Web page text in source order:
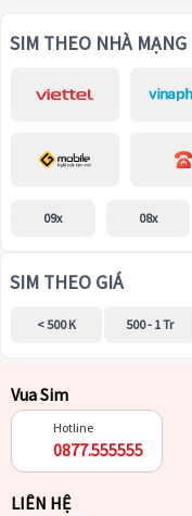
SIM THEO NHÀ MẠNG
09x 08x
SIM THEO GIÁ
< 500 K 500 - 1 Tr
Vua Sim
Hotline
0877.555555
LIÊN HỆ